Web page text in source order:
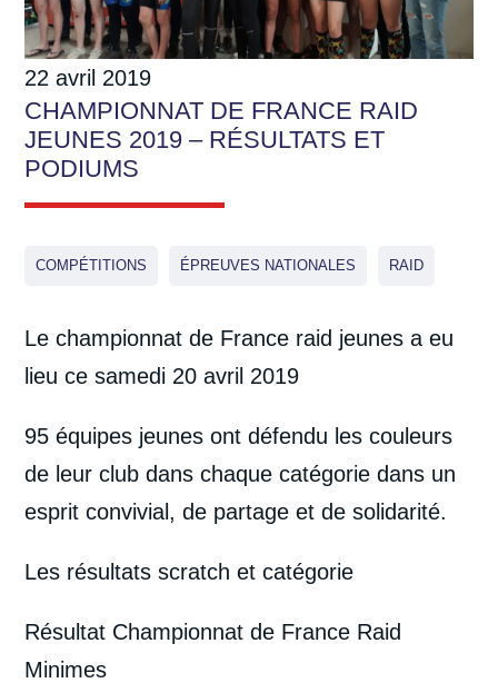
22 avril 2019
CHAMPIONNAT DE FRANCE RAID
JEUNES 2019 – RÉSULTATS ET
PODIUMS
COMPÉTITIONS ÉPREUVES NATIONALES RAID
Le championnat de France raid jeunes a eu
lieu ce samedi 20 avril 2019
95 équipes jeunes ont défendu les couleurs
de leur club dans chaque catégorie dans un
esprit convivial, de partage et de solidarité.
Les résultats scratch et catégorie
Résultat Championnat de France Raid
Minimes